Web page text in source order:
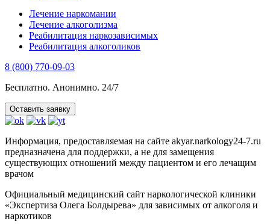
Лечение наркомании
Лечение алкоголизма
Реабилитация наркозависимых
Реабилитация алкоголиков
8 (800) 770-09-03
Бесплатно. Анонимно. 24/7
Оставить заявку
Информация, предоставляемая на сайте akyar.narkology24-7.ru
предназначена для поддержки, а не для замещения
существующих отношений между пациентом и его лечащим
врачом
Официальный медицинский сайт наркологической клиники
«Экспертиза Олега Болдырева» для зависимых от алкоголя и
наркотиков